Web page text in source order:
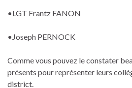
•LGT Frantz FANON
•Joseph PERNOCK
Comme vous pouvez le constater
présents pour représenter leurs
district.